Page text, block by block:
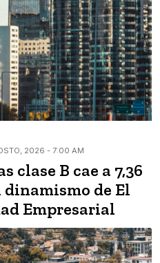
2026 - 7:00 AM
clase B cae a 7,36
dinamismo de El
Empresarial